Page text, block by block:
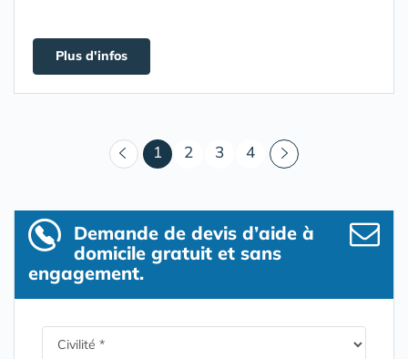
Plus d'infos
1 (courant)
2 3 4
Demande de devis d’aide à
domicile gratuit et sans
engagement.